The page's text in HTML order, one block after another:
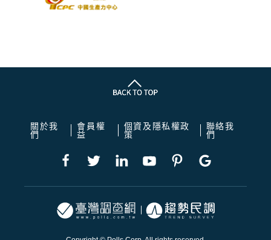
關於我
們
會員權
益
個資及隱私權政
策
聯絡我
們